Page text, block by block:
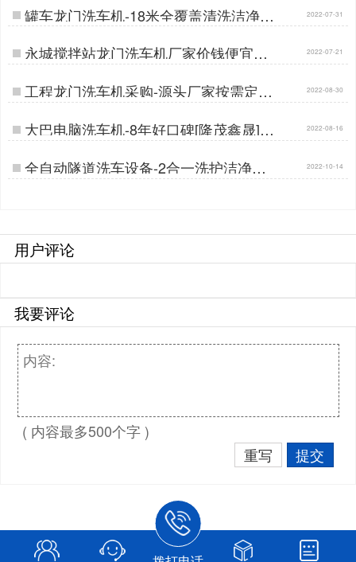
罐车龙门洗车机-18米全覆盖清洗洁净出
行[隆茂鑫晟]…
2022-07-31
永城搅拌站龙门洗车机厂家价钱便宜吗
[隆茂鑫晟]…
2022-07-21
工程龙门洗车机采购-源头厂家按需定制
[隆茂鑫晟]…
2022-08-30
大巴电脑洗车机-8年好口碑[隆茂鑫晟]… 2022-08-16
全自动隧道洗车设备-2合一洗护洁净出
行[隆茂鑫晟]…
2022-10-14
用户评论
我要评论
( 内容最多500个字 )
重写
提交